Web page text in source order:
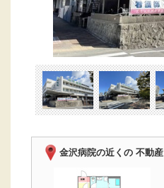
金沢病院の近くの 不動産